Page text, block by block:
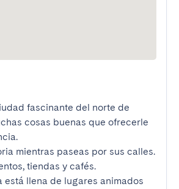
fascinante del norte de
cosas buenas que ofrecerle
mientras paseas por sus calles.
tiendas y cafés.
está llena de lugares animados